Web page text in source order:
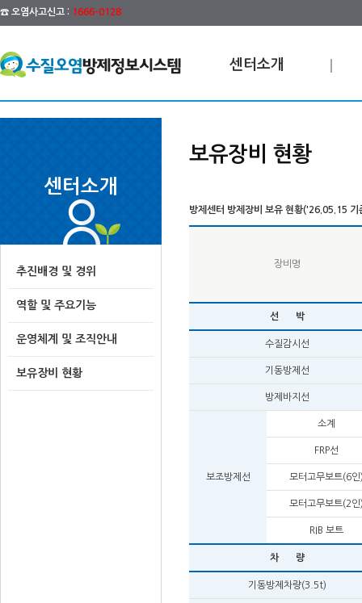
☎ 오염사고신고 : 1666-0128
센터소개
센터소개
추진배경 및 경위
역할 및 주요기능
운영체계 및 조직안내
보유장비 현황
보유장비 현황
방제센터 방제장비 보유 현황('26.05.15 기
장비명
선 박
수질감시선
기동방제선
방제바지선
보조방제선
소계
FRP선
모터고무보트(6인
모터고무보트(2인
RIB 보트
차 량
기동방제차량(3.5t)